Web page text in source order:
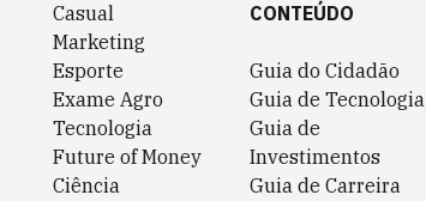
Casual
Marketing
Esporte
Exame Agro
Tecnologia
Future of Money
Ciência
CONTEÚDO
Guia do Cidadão
Guia de Tecnologia
Guia de
Investimentos
Guia de Carreira